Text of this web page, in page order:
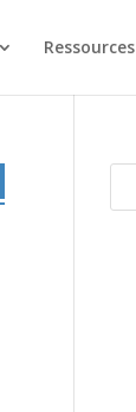
Ressources